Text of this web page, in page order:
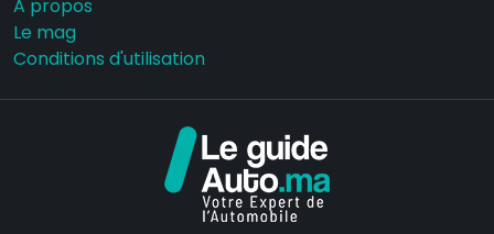
A propos
Le mag
Conditions d'utilisation